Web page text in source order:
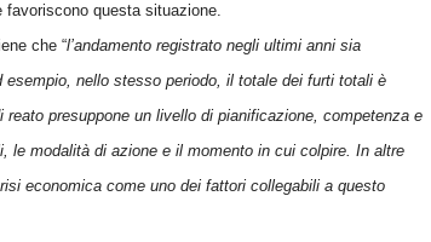
questa situazione.
che “l’andamento registrato negli ultimi anni sia
nello stesso periodo, il totale dei furti totali è
presuppone un livello di pianificazione, competenza e
le modalità di azione e il momento in cui colpire. In altre
economica come uno dei fattori collegabili a questo